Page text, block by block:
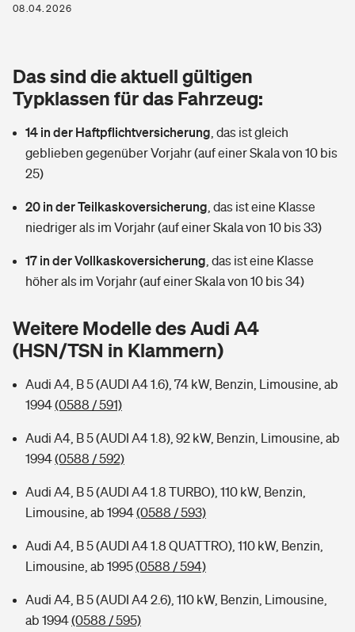
Zur Übersicht
Tools
Wer versichert was: Jetzt Versicherer finden
Sie haben Fragen?
Glasversicherung
Mietkautionsversicherung
Restkreditversicherung
Hochwasser-Check: Wie gefährdet ist Ihr Haus?
Wer versichert was: Jetzt Versicherer finden
Sie haben Fragen?
Kinderunfall­ver­si­che­rung
Kinderinvalidität
Hundehalter-Haftpflicht
Private Cyberversicherung
Musikinstrumentenversicherung
Zur Übersicht
Tools
Kinderunfall-Check: Mehr Sicherheit für deine Kids
Sie haben Fragen?
Private Krankenversicherung
Dread-Disease-Versicherung
Tierkrankenversicherung
Zur Übersicht
Tools
Wer versichert was: Jetzt Versicherer finden
Sie haben Fragen?
Rentenrechner: Wie viel Geld bekomme ich im Alter?
08.04.2026
Das sind die aktuell gültigen
Typklassen für das Fahrzeug:
14 in der Haftpflichtversicherung das ist gleich
geblieben gegenüber Vorjahr (auf einer Skala von 10 bis
25)
20 in der Teilkaskoversicherung das ist eine Klasse
niedriger als im Vorjahr (auf einer Skala von 10 bis 33)
17 in der Vollkaskoversicherung das ist eine Klasse
höher als im Vorjahr (auf einer Skala von 10 bis 34)
Weitere Modelle des Audi A4
(HSN/TSN in Klammern)
Audi A4, B 5 (AUDI A4 1.6), 74 kW, Benzin, Limousine, ab
1994(0588 / 591)
Audi A4, B 5 (AUDI A4 1.8), 92 kW, Benzin, Limousine, ab
1994(0588 / 592)
Audi A4, B 5 (AUDI A4 1.8 TURBO), 110 kW, Benzin,
Limousine, ab 1994(0588 / 593)
Audi A4, B 5 (AUDI A4 1.8 QUATTRO), 110 kW, Benzin,
Limousine, ab 1995(0588 / 594)
Audi A4, B 5 (AUDI A4 2.6), 110 kW, Benzin, Limousine,
ab 1994(0588 / 595)